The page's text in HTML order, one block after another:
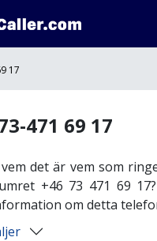
17
471 69 17
det är vem som
+46 73 471 69
om detta